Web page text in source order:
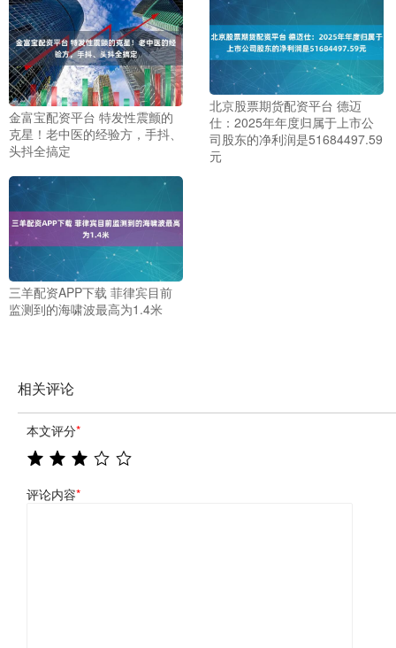
金富宝配资平台 特发性震颤的
克星！老中医的经验方，手抖、
头抖全搞定
北京股票期货配资平台 德迈
仕：2025年年度归属于上市公
司股东的净利润是51684497.59
元
三羊配资APP下载 菲律宾目前
监测到的海啸波最高为1.4米
相关评论
本文评分*
评论内容*